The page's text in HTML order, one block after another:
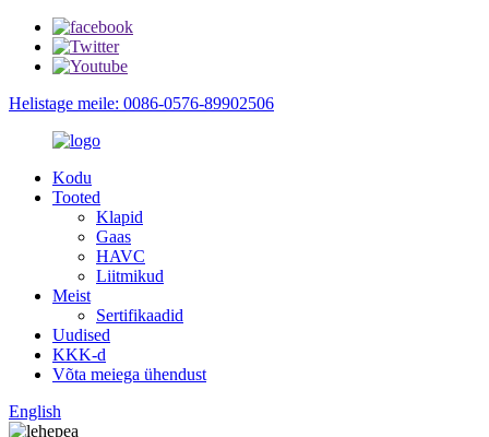
Helistage meile: 0086-0576-89902506
Kodu
Tooted
Klapid
Gaas
HAVC
Liitmikud
Meist
Sertifikaadid
Uudised
KKK-d
Võta meiega ühendust
English